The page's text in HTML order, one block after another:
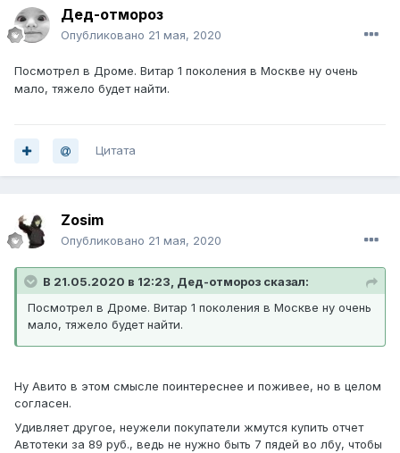
Дед-отмороз
Опубликовано 21 мая, 2020
Посмотрел в Дроме. Витар 1 поколения в Москве ну очень
мало, тяжело будет найти.
Цитата
Zosim
Опубликовано 21 мая, 2020
В 21.05.2020 в 12:23, Дед-отмороз сказал:
Посмотрел в Дроме. Витар 1 поколения в Москве ну очень
мало, тяжело будет найти.
Ну Авито в этом смысле поинтереснее и поживее, но в целом
согласен.
Удивляет другое, неужели покупатели жмутся купить отчет
Автотеки за 89 руб., ведь не нужно быть 7 пядей во лбу, чтобы